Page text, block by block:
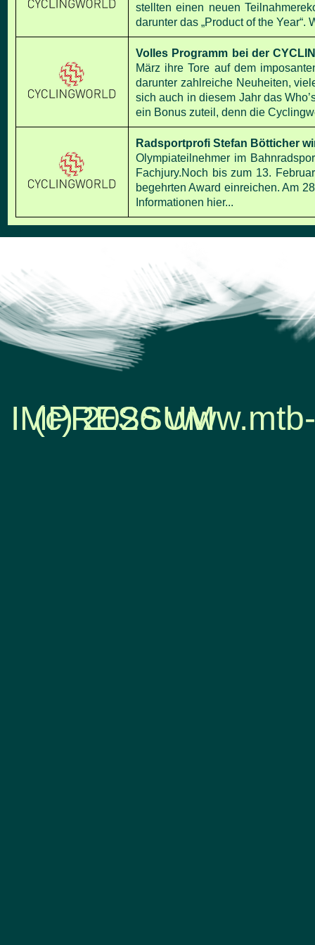
stellten einen neuen
darunter das „Product of the Year“.
Volles Programm bei der
März ihre Tore auf dem
darunter zahlreiche Neuheiten,
sich auch in diesem Jahr das
ein Bonus zuteil, denn die
Radsportprofi Stefan Bötticher
Olympiateilnehmer im
Fachjury.Noch bis zum 13.
begehrten Award einreichen. Am
Informationen hier...
IMPRESSUM
(c) 2026